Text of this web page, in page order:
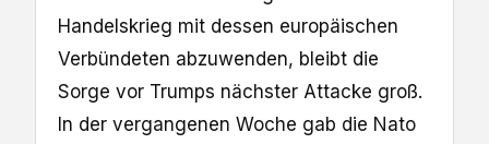
Handelskrieg mit dessen europäischen
Verbündeten abzuwenden, bleibt die
Sorge vor Trumps nächster Attacke groß.
In der vergangenen Woche gab die Nato